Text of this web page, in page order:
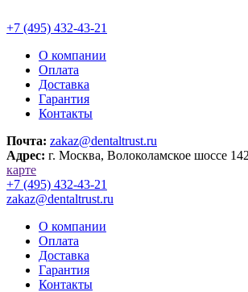
+7 (495) 432-43-21
О компании
Оплата
Доставка
Гарантия
Контакты
Почта: zakaz@dentaltrust.ru
Адрес: г. Москва, Волоколамское шоссе
карте
+7 (495) 432-43-21
zakaz@dentaltrust.ru
О компании
Оплата
Доставка
Гарантия
Контакты